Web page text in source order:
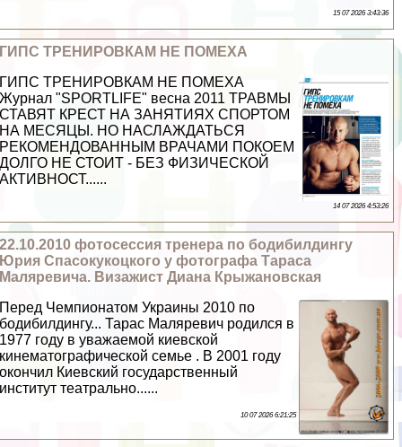
15 07 2026 3:43:36
ГИПС ТРЕНИРОВКАМ НЕ ПОМЕХА
ГИПС ТРЕНИРОВКАМ НЕ ПОМЕХА
Журнал "SPORTLIFE" весна 2011 ТРАВМЫ
СТАВЯТ КРЕСТ НА ЗАНЯТИЯХ СПОРТОМ
НА МЕСЯЦЫ. НО НАСЛАЖДАТЬСЯ
РЕКОМЕНДОВАННЫМ ВРАЧАМИ ПОКОЕМ
ДОЛГО НЕ СТОИТ - БЕЗ ФИЗИЧЕСКОЙ
АКТИВНОСТ......
14 07 2026 4:53:26
22.10.2010 фотосессия тренера по бодибилдингу
Юрия Спасокукоцкого у фотографа Тараса
Маляревича. Визажист Диана Крыжановская
Перед Чемпионатом Украины 2010 по
бодибилдингу... Тарас Маляревич родился в
1977 году в уважаемой киевской
кинематографической семье . В 2001 году
окончил Киевский государственный
институт театрально......
10 07 2026 6:21:25